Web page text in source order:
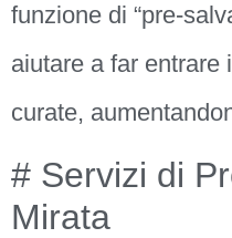
funzione di “pre-
aiutare a far entrare
curate,
# Servizi di
Mirata